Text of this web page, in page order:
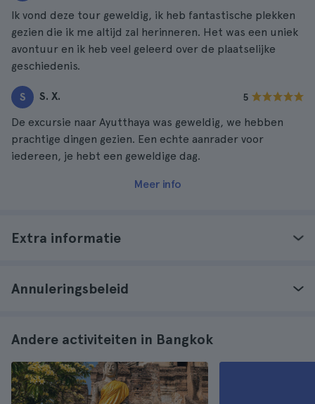
Ik vond deze tour geweldig, ik heb fantastische plekken
gezien die ik me altijd zal herinneren. Het was een uniek
avontuur en ik heb veel geleerd over de plaatselijke
geschiedenis.
S S. X. 5
De excursie naar Ayutthaya was geweldig, we hebben
prachtige dingen gezien. Een echte aanrader voor
iedereen, je hebt een geweldige dag.
Meer info
Extra informatie
Annuleringsbeleid
Andere activiteiten in Bangkok